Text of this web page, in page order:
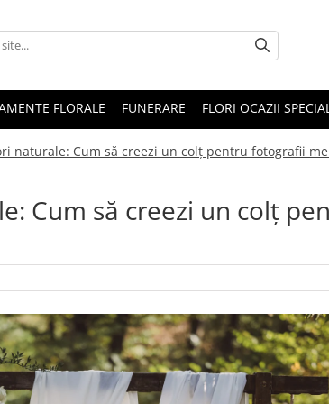
FLORALE FUNERARE FLORI OCAZII
naturale: Cum să creezi un colț pentru fotografii
Cum să creezi un colț